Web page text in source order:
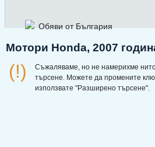
Обяви от България
Мотори Honda, 2007
(!)
Съжаляваме, но не намерихме
търсене. Можете да промените
използвате "Разширено търсене".